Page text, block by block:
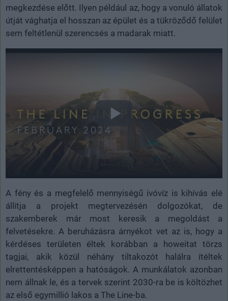
megkezdése előtt. Ilyen például az, hogy a vonuló állatok
útját vághatja el hosszan az épület és a tükröződő felület
sem feltétlenül szerencsés a madarak miatt.
A fény és a megfelelő mennyiségű ivóvíz is kihívás elé
állítja a projekt megtervezésén dolgozókat, de
szakemberek már most keresik a megoldást a
felvetésekre. A beruházásra árnyékot vet az is, hogy a
kérdéses területen éltek korábban a howeitat törzs
tagjai, akik közül néhány tiltakozót halálra ítéltek
elrettentésképpen a hatóságok. A munkálatok azonban
nem állnak le, és a tervek szerint 2030-ra be is költözhet
az első egymillió lakos a The Line-ba.